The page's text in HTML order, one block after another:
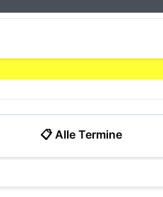
📋 Alle Termine